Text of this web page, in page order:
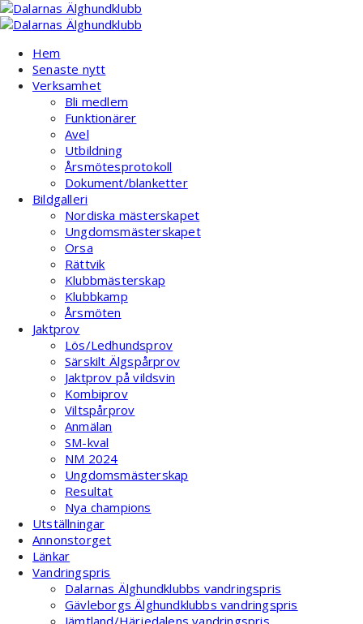
Hoppa
till
Hem
Senaste nytt
Verksamhet
Bli medlem
Funktionärer
Avel
Utbildning
Årsmötesprotokoll
Dokument/blanketter
Bildgalleri
Nordiska mästerskapet
Ungdomsmästerskapet
Orsa
Rättvik
Klubbmästerskap
Klubbkamp
Årsmöten
Jaktprov
Lös/Ledhundsprov
Särskilt Älgspårprov
Jaktprov på vildsvin
Kombiprov
Viltspårprov
Anmälan
SM-kval
NM 2024
Ungdomsmästerskap
Resultat
Nya champions
Utställningar
Annonstorget
Länkar
Vandringspris
Dalarnas Älghundklubbs vandringspris
Gävleborgs Älghundklubbs vandringspris
Jämtland/Härjedalens vandringspris